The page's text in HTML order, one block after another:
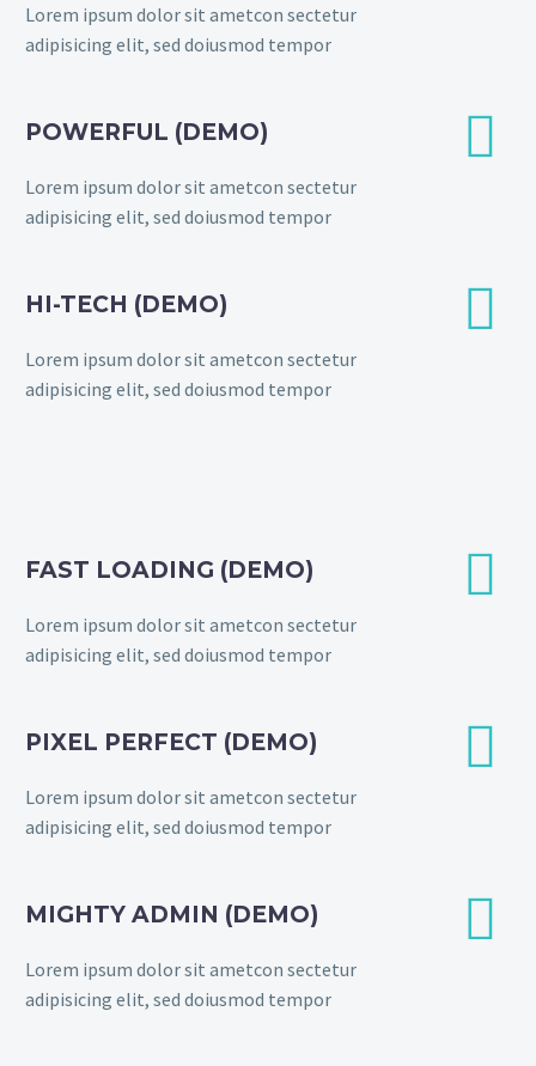
Lorem ipsum dolor sit ametcon sectetur
adipisicing elit, sed doiusmod tempor
POWERFUL (DEMO)
Lorem ipsum dolor sit ametcon sectetur
adipisicing elit, sed doiusmod tempor


HI-TECH (DEMO)
Lorem ipsum dolor sit ametcon sectetur
adipisicing elit, sed doiusmod tempor


FAST LOADING (DEMO)
Lorem ipsum dolor sit ametcon sectetur
adipisicing elit, sed doiusmod tempor


PIXEL PERFECT (DEMO)
Lorem ipsum dolor sit ametcon sectetur
adipisicing elit, sed doiusmod tempor


MIGHTY ADMIN (DEMO)
Lorem ipsum dolor sit ametcon sectetur
adipisicing elit, sed doiusmod tempor

